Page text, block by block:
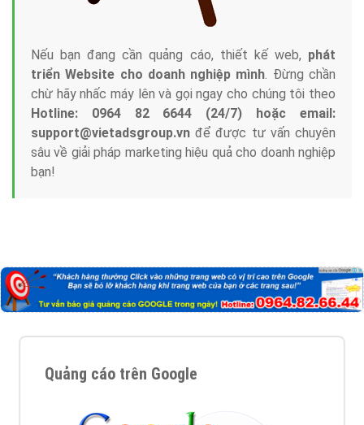
Nếu bạn đang cần quảng cáo, thiết kế web, phát
triển Website cho doanh nghiệp mình. Đừng chần
chừ hãy nhấc máy lên và gọi ngay cho chúng tôi theo
Hotline: 0964 82 6644 (24/7) hoặc email:
support@vietadsgroup.vn để được tư vấn chuyên
sâu về giải pháp marketing hiệu quả cho doanh nghiệp
bạn!
Quảng cáo trên Google